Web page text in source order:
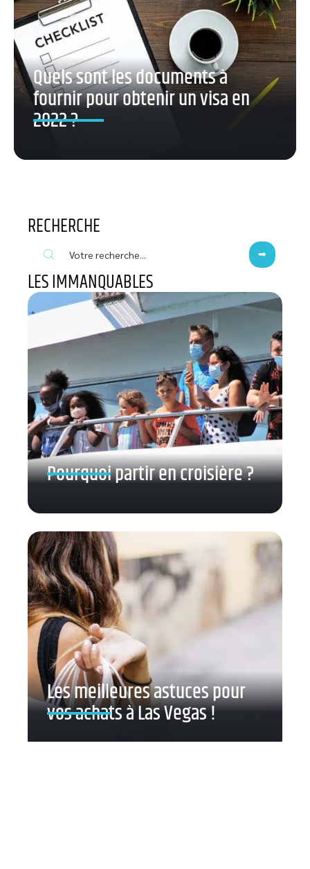
Quels sont les documents à
fournir pour obtenir un visa en
2022 ?
RECHERCHE
LES IMMANQUABLES
Pourquoi partir en croisière ?
Les meilleures astuces pour
vos achats à Las Vegas !